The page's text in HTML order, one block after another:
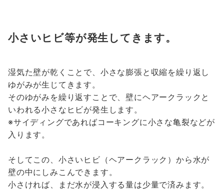
小さいヒビ等が発生してきます。
湿気た壁が乾くことで、小さな膨張と収縮を繰り返し
ゆがみが生じてきます。
そのゆがみを繰り返すことで、壁にヘアークラックと
いわれる小さなヒビが発生します。
※サイディングであればコーキングに小さな亀裂などが
入ります。
そしてこの、小さいヒビ（ヘアークラック）から水が
壁の中にしみこんできます。
小さければ、まだ水が浸入する量は少量で済みます。